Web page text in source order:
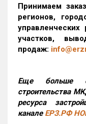
Принимаем
регионов,
участков,
продаж:
Еще больше
строительства
ресурса
канале ЕРЗ.РФ